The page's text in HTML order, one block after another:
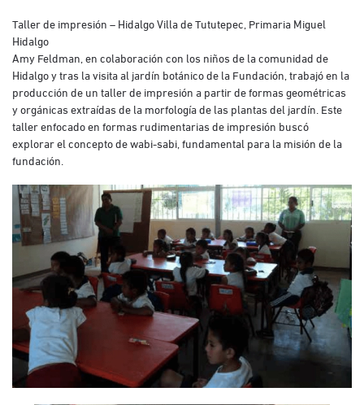
Taller de impresión – Hidalgo Villa de Tututepec, Primaria Miguel
Hidalgo
Amy Feldman, en colaboración con los niños de la comunidad de
Hidalgo y tras la visita al jardín botánico de la Fundación, trabajó en la
producción de un taller de impresión a partir de formas geométricas
y orgánicas extraídas de la morfología de las plantas del jardín. Este
taller enfocado en formas rudimentarias de impresión buscó
explorar el concepto de wabi-sabi, fundamental para la misión de la
fundación.